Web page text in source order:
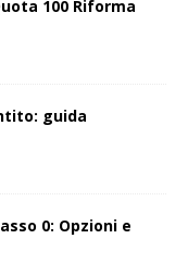
100 Riforma
guida
0: Opzioni e